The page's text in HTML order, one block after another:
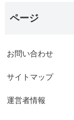
ページ
お問い合わせ
サイトマップ
運営者情報